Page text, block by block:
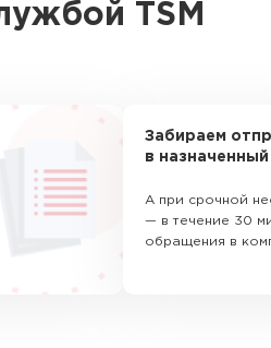
TSM
Забираем
в назначенный
А при срочной
— в течение 30
обращения в